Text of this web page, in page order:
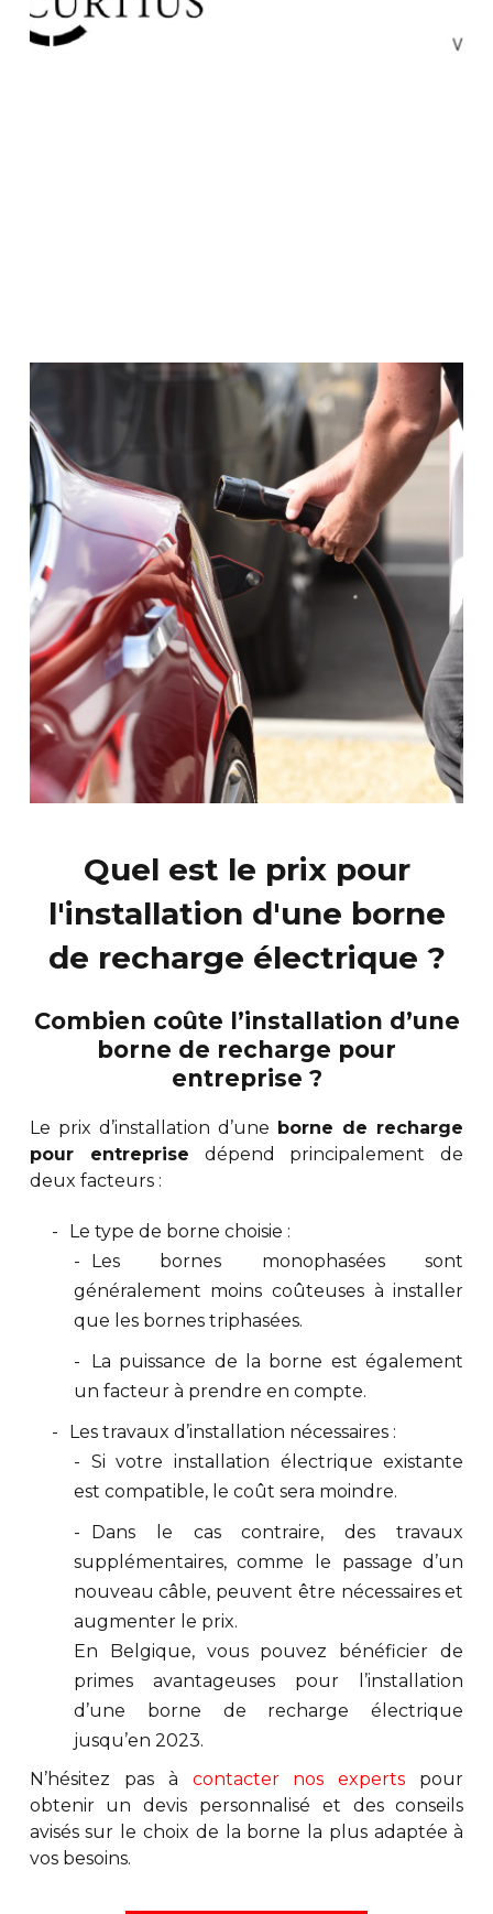
Quel est le prix pour
l'installation d'une borne
de recharge électrique ?
Combien coûte l’installation d’une
borne de recharge pour
entreprise ?
Le prix d’installation d’une borne de recharge
pour entreprise dépend principalement de
deux facteurs :
Le type de borne choisie :
Les bornes monophasées sont
généralement moins coûteuses à installer
que les bornes triphasées.
La puissance de la borne est également
un facteur à prendre en compte.
Les travaux d’installation nécessaires :
Si votre installation électrique existante
est compatible, le coût sera moindre.
Dans le cas contraire, des travaux
supplémentaires, comme le passage d’un
nouveau câble, peuvent être nécessaires et
augmenter le prix.
En Belgique, vous pouvez bénéficier de
primes avantageuses pour l’installation
d’une borne de recharge électrique
jusqu’en 2023.
N’hésitez pas à contacter nos experts pour
obtenir un devis personnalisé et des conseils
avisés sur le choix de la borne la plus adaptée à
vos besoins.